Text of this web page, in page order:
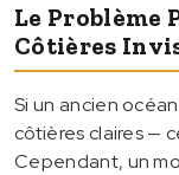
Le Problème
Côtières
Si un ancien
côtières claires —
Cependant, un